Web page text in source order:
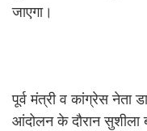
जाएगा।
पूर्व मंत्री व कांग्रेस नेता
आंदोलन के दौरान सुशीला